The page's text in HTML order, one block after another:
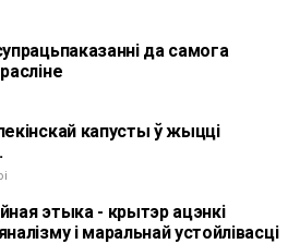
да самога
капусты ў жыцці
этыка - крытэр ацэнкі
і маральнай устойлівасці